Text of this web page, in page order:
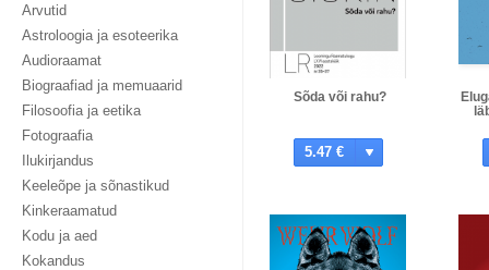
Arvutid
Astroloogia ja esoteerika
Audioraamat
Biograafiad ja memuaarid
Filosoofia ja eetika
Fotograafia
Ilukirjandus
Keeleõpe ja sõnastikud
Kinkeraamatud
Kodu ja aed
Kokandus
Sõda või rahu?
5.47 €